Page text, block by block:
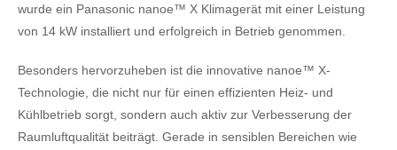
wurde ein Panasonic nanoe™ X Klimagerät mit einer Leistung
von 14 kW installiert und erfolgreich in Betrieb genommen.
Besonders hervorzuheben ist die innovative nanoe™ X-
Technologie, die nicht nur für einen effizienten Heiz- und
Kühlbetrieb sorgt, sondern auch aktiv zur Verbesserung der
Raumluftqualität beiträgt. Gerade in sensiblen Bereichen wie